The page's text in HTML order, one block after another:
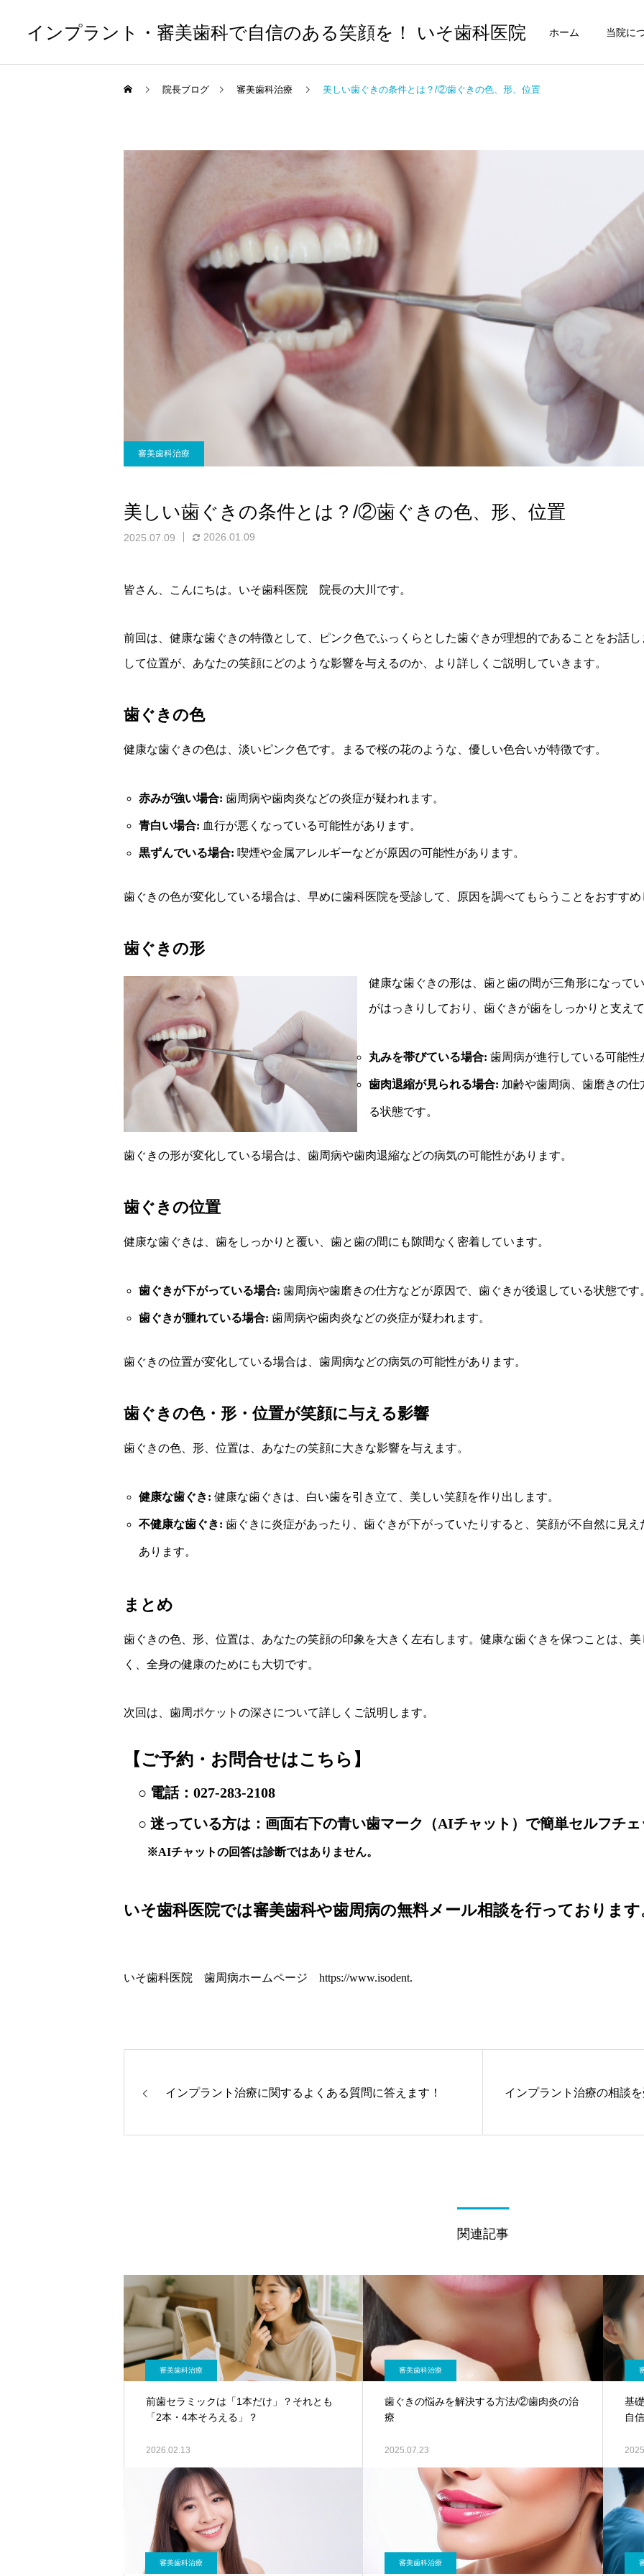
インプラント・審美歯科で自信のある笑顔を！ いそ歯科医院 ホーム 当院に
院長ブログ 審美歯科治療 美しい歯ぐきの条件とは？/②歯ぐきの色、形、位置
審美歯科治療
美しい歯ぐきの条件とは？/②歯ぐきの色、形、位置
2025.07.09 2026.01.09
皆さん、こんにちは。いそ歯科医院 院長の大川です。
前回は、健康な歯ぐきの特徴として、ピンク色でふっくらとした歯ぐきが理想的であることをお話
して位置が、あなたの笑顔にどのような影響を与えるのか、より詳しくご説明していきます。
歯ぐきの色
健康な歯ぐきの色は、淡いピンク色です。まるで桜の花のような、優しい色合いが特徴です。
赤みが強い場合: 歯周病や歯肉炎などの炎症が疑われます。
青白い場合: 血行が悪くなっている可能性があります。
黒ずんでいる場合: 喫煙や金属アレルギーなどが原因の可能性があります。
歯ぐきの色が変化している場合は、早めに歯科医院を受診して、原因を調べてもらうことをおすすめ
歯ぐきの形
健康な歯ぐきの形は、歯と歯の間が三角形になって
がはっきりしており、歯ぐきが歯をしっかりと支え
丸みを帯びている場合: 歯周病が進行している可能性
歯肉退縮が見られる場合: 加齢や歯周病、歯磨きの
る状態です。
歯ぐきの形が変化している場合は、歯周病や歯肉退縮などの病気の可能性があります。
歯ぐきの位置
健康な歯ぐきは、歯をしっかりと覆い、歯と歯の間にも隙間なく密着しています。
歯ぐきが下がっている場合: 歯周病や歯磨きの仕方などが原因で、歯ぐきが後退している状態です
歯ぐきが腫れている場合: 歯周病や歯肉炎などの炎症が疑われます。
歯ぐきの位置が変化している場合は、歯周病などの病気の可能性があります。
歯ぐきの色・形・位置が笑顔に与える影響
歯ぐきの色、形、位置は、あなたの笑顔に大きな影響を与えます。
健康な歯ぐき: 健康な歯ぐきは、白い歯を引き立て、美しい笑顔を作り出します。
不健康な歯ぐき: 歯ぐきに炎症があったり、歯ぐきが下がっていたりすると、笑顔が不自然に見
あります。
まとめ
歯ぐきの色、形、位置は、あなたの笑顔の印象を大きく左右します。健康な歯ぐきを保つことは、
く、全身の健康のためにも大切です。
次回は、歯周ポケットの深さについて詳しくご説明します。
【ご予約・お問合せはこちら】
○ 電話： 027-283-2108
○ 迷っている方は：画面右下の青い歯マーク（AIチャット）で簡単セルフチ
※AIチャットの回答は診断ではありません。
いそ歯科医院では審美歯科や歯周病の無料メール相談を行っておりま
いそ歯科医院 歯周病ホームページ https://www.isodent.
インプラント治療に関するよくある質問に答えます！ インプラント治療の相談
関連記事
審美歯科治療
前歯セラミックは「1本だけ」？それとも
「2本・4本そろえる」？
2026.02.13
審美歯科治療
歯ぐきの悩みを解決する方法/②歯肉炎の治
療
2025.07.23
基
自
審美歯科治療 審美歯科治療